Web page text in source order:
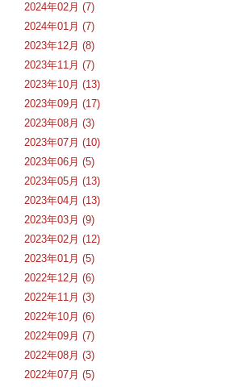
2024年02月 (7)
2024年01月 (7)
2023年12月 (8)
2023年11月 (7)
2023年10月 (13)
2023年09月 (17)
2023年08月 (3)
2023年07月 (10)
2023年06月 (5)
2023年05月 (13)
2023年04月 (13)
2023年03月 (9)
2023年02月 (12)
2023年01月 (5)
2022年12月 (6)
2022年11月 (3)
2022年10月 (6)
2022年09月 (7)
2022年08月 (3)
2022年07月 (5)